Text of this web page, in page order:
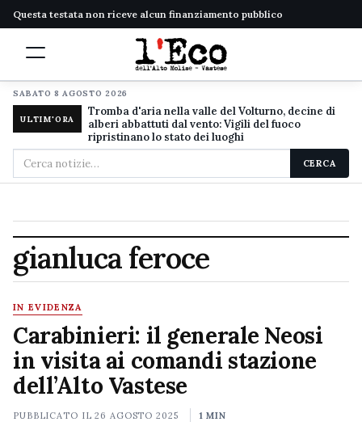
Questa testata non riceve alcun finanziamento pubblico
SABATO 8 AGOSTO 2026
ULTIM'ORA
Tromba d'aria nella valle del Volturno, decine di
alberi abbattuti dal vento: Vigili del fuoco
ripristinano lo stato dei luoghi
Cerca
nel
CERCA
gianluca feroce
IN EVIDENZA
Carabinieri: il generale Neosi
in visita ai comandi stazione
dell’Alto Vastese
PUBBLICATO IL26 AGOSTO 2025 1 MIN